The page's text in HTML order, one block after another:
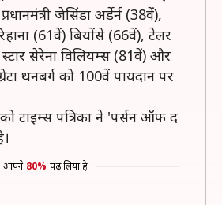
जेसिंडा अर्डेर्न (38वें),
(61वें) बियोंसे (66वें), टेलर
सेरेना विलियम्स (81वें) और
थनबर्ग को 100वें पायदान पर
टाइम्स पत्रिका ने 'पर्सन ऑफ द
आपने 80% पढ़ लिया है